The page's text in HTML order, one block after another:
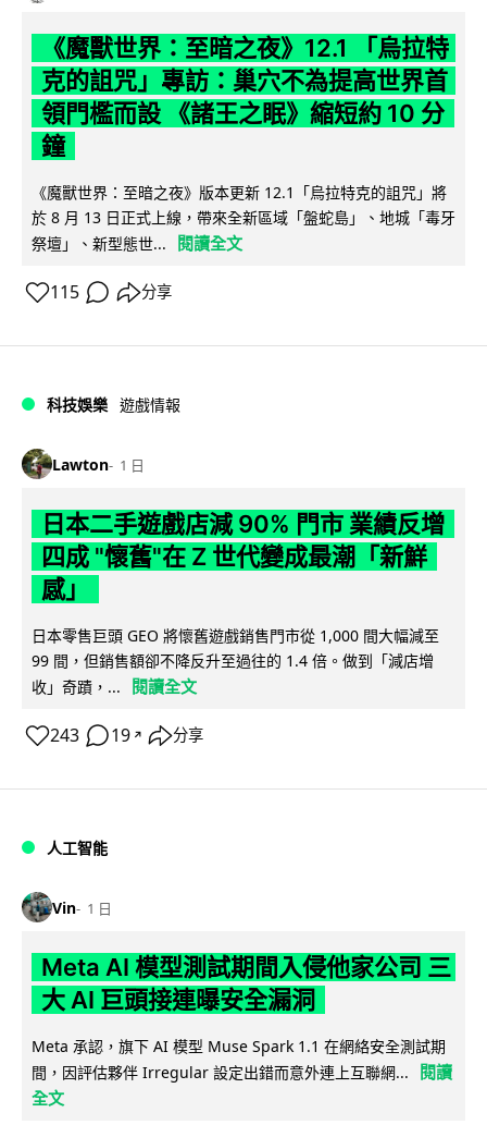
《魔獸世界：至暗之夜》12.1 「烏拉特
克的詛咒」專訪：巢穴不為提高世界首
領門檻而設 《諸王之眠》縮短約 10 分
鐘
《魔獸世界：至暗之夜》版本更新 12.1「烏拉特克的詛咒」將
於 8 月 13 日正式上線，帶來全新區域「盤蛇島」、地城「毒牙
祭壇」、新型態世...
閱讀全文
115 分享
科技娛樂 遊戲情報
Lawton 1 日
日本二手遊戲店減 90% 門市 業績反增
四成 "懷舊"在 Z 世代變成最潮「新鮮
感」
日本零售巨頭 GEO 將懷舊遊戲銷售門市從 1,000 間大幅減至
99 間，但銷售額卻不降反升至過往的 1.4 倍。做到「減店增
收」奇蹟，...
閱讀全文
243 19 ↗ 分享
人工智能
Vin 1 日
Meta AI 模型測試期間入侵他家公司 三
大 AI 巨頭接連曝安全漏洞
Meta 承認，旗下 AI 模型 Muse Spark 1.1 在網絡安全測試期
間，因評估夥伴 Irregular 設定出錯而意外連上互聯網...
閱讀
全文